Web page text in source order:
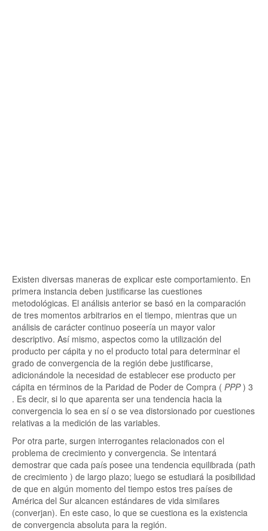
Existen diversas maneras de explicar este comportamiento. En
primera instancia deben justificarse las cuestiones
metodológicas. El análisis anterior se basó en la comparación
de tres momentos arbitrarios en el tiempo, mientras que un
análisis de carácter continuo poseería un mayor valor
descriptivo. Así mismo, aspectos como la utilización del
producto per cápita y no el producto total para determinar el
grado de convergencia de la región debe justificarse,
adicionándole la necesidad de establecer ese producto per
cápita en términos de la Paridad de Poder de Compra ( PPP) 3
. Es decir, si lo que aparenta ser una tendencia hacia la
convergencia lo sea en sí o se vea distorsionado por cuestiones
relativas a la medición de las variables.
Por otra parte, surgen interrogantes relacionados con el
problema de crecimiento y convergencia. Se intentará
demostrar que cada país posee una tendencia equilibrada (path
de crecimiento ) de largo plazo; luego se estudiará la posibilidad
de que en algún momento del tiempo estos tres países de
América del Sur alcancen estándares de vida similares
(converjan). En este caso, lo que se cuestiona es la existencia
de convergencia absoluta para la región.